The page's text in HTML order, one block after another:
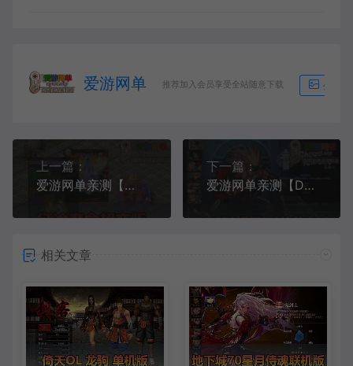
爱游网单 推荐加入会员享受全站随意下载 生成海
上一篇：
爱游网单亲测【征途单机版】最新整理魔盒超变带内辅GM命令工具可刷物品道具虚拟机一键端视频安装教学
下一篇：
爱游网单亲测【DNF70单机版】极简3.0往昔之城直升版 爆装模式 数值无魔改 异界宠物装备宝珠 徽章镶嵌 内辅 未加密PVF支持修改 虚拟机一键端
相关文章